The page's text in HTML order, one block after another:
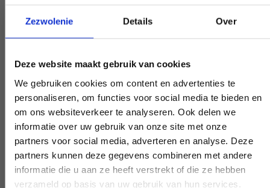
Zezwolenie Details Over
Deze website maakt gebruik van cookies
We gebruiken cookies om content en advertenties te
personaliseren, om functies voor social media te bieden en
om ons websiteverkeer te analyseren. Ook delen we
informatie over uw gebruik van onze site met onze
partners voor social media, adverteren en analyse. Deze
partners kunnen deze gegevens combineren met andere
informatie die u aan ze heeft verstrekt of die ze hebben
verzameld op basis van uw gebruik van hun services.
niepotrzebnie długo pozostawiony.
naszymi konkurentami.
Nie utrudniamy życia
Istnieje limit wagi odpadów. Wszędzie od
razu otrzymujesz rachunek. Nie daj się